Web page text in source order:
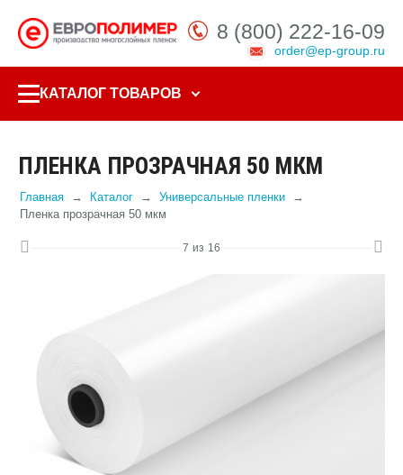
8 (800) 222-16-09
order@ep-group.ru
КАТАЛОГ ТОВАРОВ
ПЛЕНКА ПРОЗРАЧНАЯ 50 МКМ
Главная Каталог
Универсальные пленки
Пленка прозрачная 50 мкм
7 из 16